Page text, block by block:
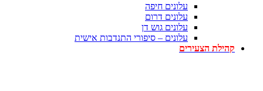
עלונים חיפה
עלונים דרום
עלונים גוש דן
עלונים – סיפורי התנדבות אישית
קהילת הצעירים